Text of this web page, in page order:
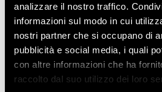
analizzare il nostro traffico.
informazioni sul modo in cui
nostri partner che si occupano di
pubblicità e social media, i quali
con altre informazioni che ha
raccolto dal suo utilizzo dei loro
Scatola da 8 unità
EN 14387 CE
Scarica la Scheda Tecnica